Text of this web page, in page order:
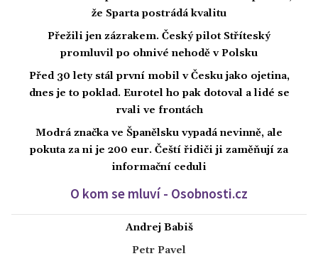
že Sparta postrádá kvalitu
Přežili jen zázrakem. Český pilot Stříteský
promluvil po ohnivé nehodě v Polsku
Před 30 lety stál první mobil v Česku jako ojetina,
dnes je to poklad. Eurotel ho pak dotoval a lidé se
rvali ve frontách
Modrá značka ve Španělsku vypadá nevinně, ale
pokuta za ni je 200 eur. Čeští řidiči ji zaměňují za
informační ceduli
O kom se mluví - Osobnosti.cz
Andrej Babiš
Petr Pavel